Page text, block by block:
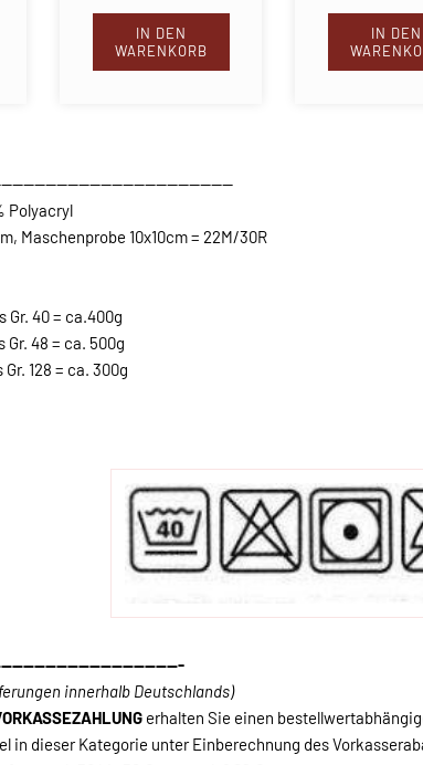
IN DEN
WARENKORB
IN DEN
Polyacryl
Maschenprobe 10x10cm = 22M/30R
Gr. 40 = ca.400g
48 = ca. 500g
128 = ca. 300g
innerhalb Deutschlands)
erhalten Sie einen
in dieser Kategorie unter Einberechnung des